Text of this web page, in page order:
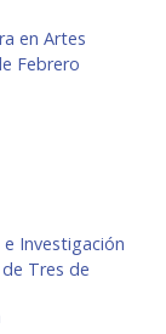
en Artes
Febrero
e Investigación
Tres de